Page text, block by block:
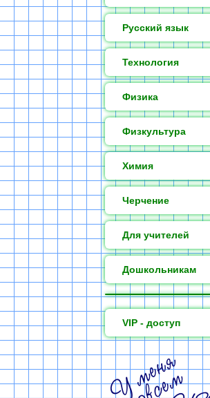
Русский язык
Технология
Физика
Физкультура
Химия
Черчение
Для учителей
Дошкольникам
VIP - доступ